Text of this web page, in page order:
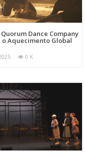
Dance Company
Aquecimento Global
0 K